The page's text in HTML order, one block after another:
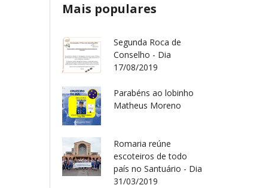
Mais populares
Segunda Roca de
Conselho - Dia
17/08/2019
Parabéns ao lobinho
Matheus Moreno
Romaria reúne
escoteiros de todo
país no Santuário - Dia
31/03/2019